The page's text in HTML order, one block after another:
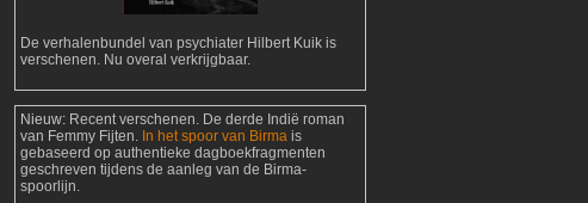
De verhalenbundel van psychiater Hilbert Kuik is
verschenen. Nu overal verkrijgbaar.
Nieuw: Recent verschenen. De derde Indië roman
van Femmy Fijten. In het spoor van Birma is
gebaseerd op authentieke dagboekfragmenten
geschreven tijdens de aanleg van de Birma-
spoorlijn.